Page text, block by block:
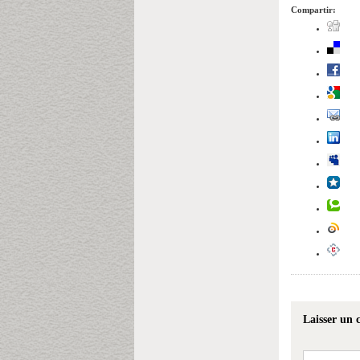
Compartir:
Laisser un